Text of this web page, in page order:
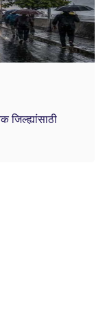
जिल्ह्यांसाठी